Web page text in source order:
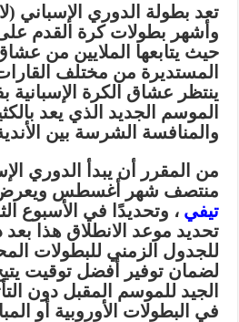
تعد بطولة الدوري الإسباني
وأشهر بطولات كرة القدم
حيث يتابعها الملايين من
ينتظر عشاق الكرة الإسبانية
الموسم الجديد الذي يعد
والمنافسة الشرسة بين
منتصف شهر أغسطس
تيفي ، وتحديدًا في الأسبوع
تحديد موعد الانطلاق هذا
للجدول الزمني للبطولات
لضمان توفير أفضل توقيت يتيح
الجيد للموسم المقبل دون
في البطولات الأوروبية أو